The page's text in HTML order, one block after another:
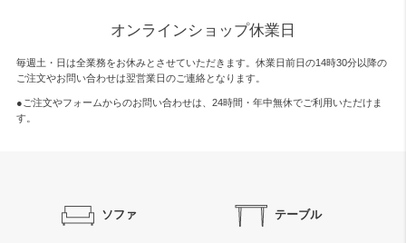
オンラインショップ休業日
毎週土・日は全業務をお休みとさせていただきます。休業日前日の14時30分以降の
ご注文やお問い合わせは翌営業日のご連絡となります。
●ご注文やフォームからのお問い合わせは、 24時間・年中無休でご利用いただけま
す。
ソファ テーブル